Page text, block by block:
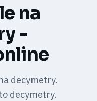
na
-
decymetry.
decymetry.